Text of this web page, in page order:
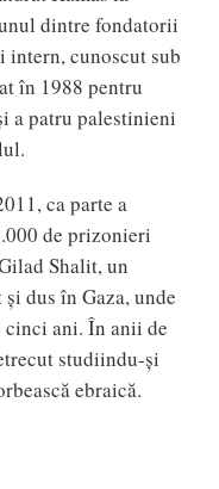
dintre fondatorii
intern, cunoscut sub
în 1988 pentru
a patru palestinieni
ca parte a
de prizonieri
Shalit, un
dus în Gaza, unde
cinci ani. În anii de
studiindu-și
ebraică.